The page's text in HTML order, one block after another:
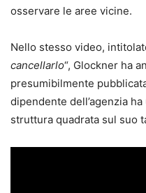
osservare le aree vicine.
Nello stesso video,
cancellarlo“, Glockner ha
presumibilmente
dipendente dell’agenzia
struttura quadrata sul suo